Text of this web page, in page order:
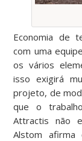
Economia de
com uma
os vários
isso exigirá
projeto, de
que o
Attractis não
Alstom